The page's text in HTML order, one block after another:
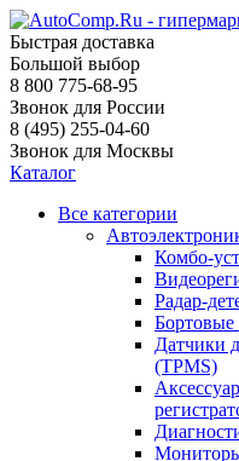
Быстрая доставка
Большой выбор
8 800 775-68-95
Звонок для России
8 (495) 255-04-60
Звонок для Москвы
Каталог
Все категории
Комбо-
Радар-
Датчики
(TPMS)